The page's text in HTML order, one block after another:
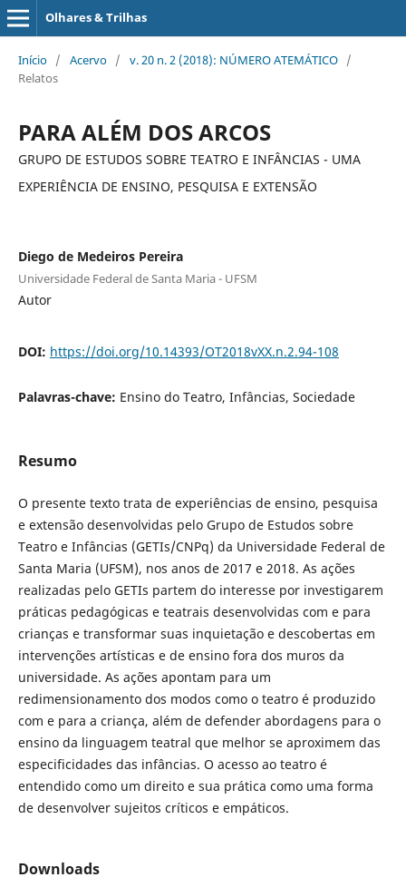
Olhares & Trilhas
Início / Acervo / v. 20 n. 2 (2018): NÚMERO ATEMÁTICO /
Relatos
PARA ALÉM DOS ARCOS
GRUPO DE ESTUDOS SOBRE TEATRO E INFÂNCIAS - UMA
EXPERIÊNCIA DE ENSINO, PESQUISA E EXTENSÃO
Diego de Medeiros Pereira
Universidade Federal de Santa Maria - UFSM
Autor
DOI: https://doi.org/10.14393/OT2018vXX.n.2.94-108
Palavras-chave: Ensino do Teatro, Infâncias, Sociedade
Resumo
O presente texto trata de experiências de ensino, pesquisa
e extensão desenvolvidas pelo Grupo de Estudos sobre
Teatro e Infâncias (GETIs/CNPq) da Universidade Federal de
Santa Maria (UFSM), nos anos de 2017 e 2018. As ações
realizadas pelo GETIs partem do interesse por investigarem
práticas pedagógicas e teatrais desenvolvidas com e para
crianças e transformar suas inquietação e descobertas em
intervenções artísticas e de ensino fora dos muros da
universidade. As ações apontam para um
redimensionamento dos modos como o teatro é produzido
com e para a criança, além de defender abordagens para o
ensino da linguagem teatral que melhor se aproximem das
especificidades das infâncias. O acesso ao teatro é
entendido como um direito e sua prática como uma forma
de desenvolver sujeitos críticos e empáticos.
Downloads